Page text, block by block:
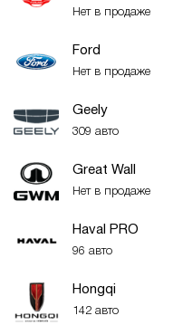
Нет в продаже
Ford
Нет в продаже
Geely
309 авто
Great Wall
Нет в продаже
Haval PRO
96 авто
Hongqi
142 авто